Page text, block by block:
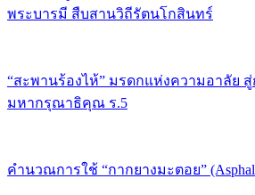
พระบารมี สืบสานวิถีรัตนโกสินทร์
“สะพานร้องไห้” มรดกแห่งความอาลัย
มหากรุณาธิคุณ ร.5
คำนวณการใช้ “กากยางมะตอย”